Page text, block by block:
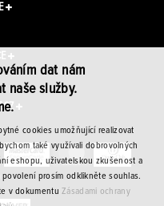
dat nám
naše služby.
cookies umožňující realizovat
také využívali dobrovolných
eshopu, uživatelskou zkušenost a
prosím odklikněte souhlas.
v dokumentuZásadami ochrany